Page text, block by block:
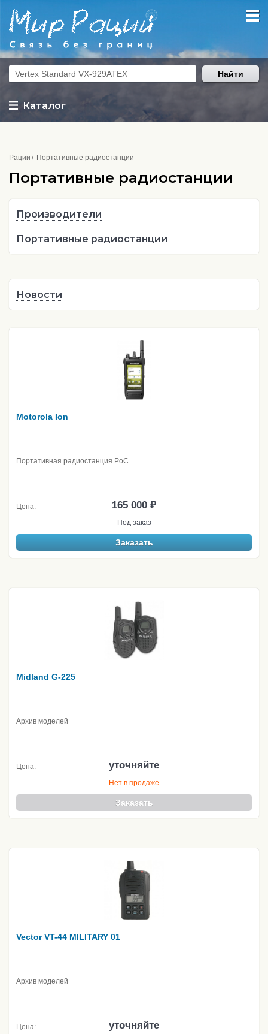
Каталог
Найти
Рации Портативные радиостанции
Портативные радиостанции
Производители
Портативные радиостанции
Новости
Motorola Ion
Портативная радиостанция PoC
Цена: 165 000 ₽
Под заказ
Заказать
Midland G-225
Архив моделей
Цена: уточняйте
Нет в продаже
Заказать
Vector VT-44 MILITARY 01
Архив моделей
Цена: уточняйте